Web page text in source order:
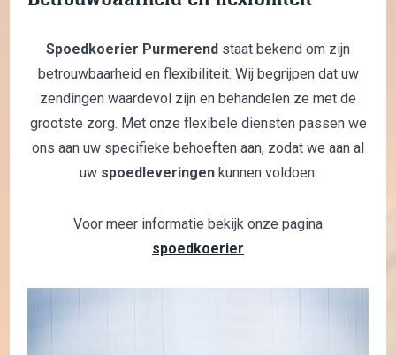
Spoedkoerier Purmerend staat bekend om zijn
betrouwbaarheid en flexibiliteit. Wij begrijpen dat uw
zendingen waardevol zijn en behandelen ze met de
grootste zorg. Met onze flexibele diensten passen we
ons aan uw specifieke behoeften aan, zodat we aan al
uw spoedleveringenkunnen voldoen.
Voor meer informatie bekijk onze pagina
spoedkoerier